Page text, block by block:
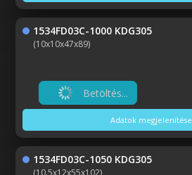
1534FD03C-1000 KDG305
(10x10x47x89)
Betöltés...
Adatok megjelenítése
1534FD03C-1050 KDG305
(10.5x12x55x102)